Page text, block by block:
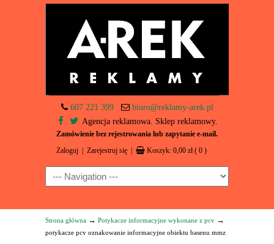
607 221 399
biuro@reklamy-arek.pl
Agencja reklamowa. Sklep reklamowy.
Zamówienie bez rejestrowania lub zapytanie e-mail.
Zaloguj Zarejestruj się Koszyk: 0,00 zł ( 0 )
Navigation
Strona główna → Potykacze informacyjne wykonane z pcv →
potykacze pcv oznakowanie informacyjne obiektu basenu mmz